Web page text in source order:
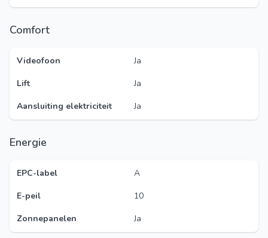
Comfort
Videofoon
Ja
Lift
Ja
Aansluiting elektriciteit
Ja
Energie
EPC-label
A
E-peil
10
Zonnepanelen
Ja